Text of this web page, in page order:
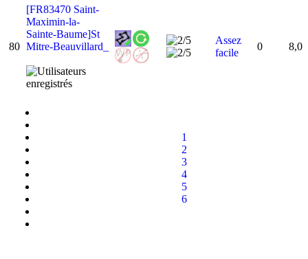
1
2
3
4
5
6
80
[FR83470 Saint-
Maximin-la-
Sainte-Baume]St
Mitre-Beauvillard_
Assez
facile
0